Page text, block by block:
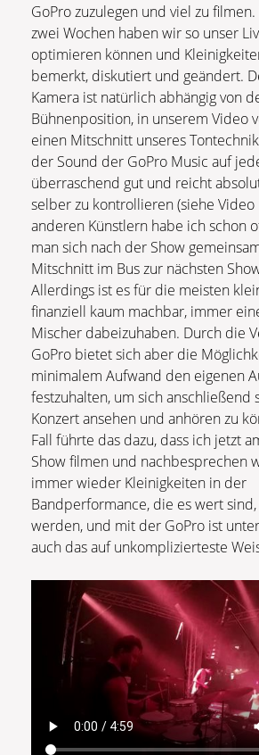
GoPro zuzulegen und viel zu
zwei Wochen haben wir so unser
optimieren können und
bemerkt, diskutiert und geändert.
Kamera ist natürlich abhängig von
Bühnenposition, in unserem Video
einen Mitschnitt unseres
der Sound der GoPro Music auf
überraschend gut und reicht
selber zu kontrollieren (siehe Video
anderen Künstlern habe ich schon
man sich nach der Show
Mitschnitt im Bus zur nächsten
Allerdings ist es für die meisten
finanziell kaum machbar, immer
Mischer dabeizuhaben. Durch die
GoPro bietet sich aber die
minimalem Aufwand den eigenen
festzuhalten, um sich anschließend
Konzert ansehen und anhören zu
Fall führte das dazu, dass ich jetzt
Show filmen und nachbesprechen
immer wieder Kleinigkeiten in der
Bandperformance, die es wert
werden, und mit der GoPro ist
auch das auf unkomplizierteste